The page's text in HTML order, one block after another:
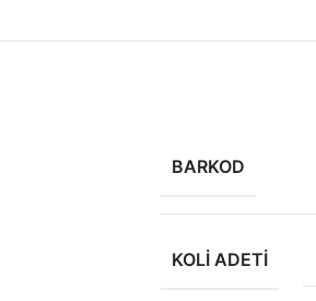
BARKOD
KOLI ADETI